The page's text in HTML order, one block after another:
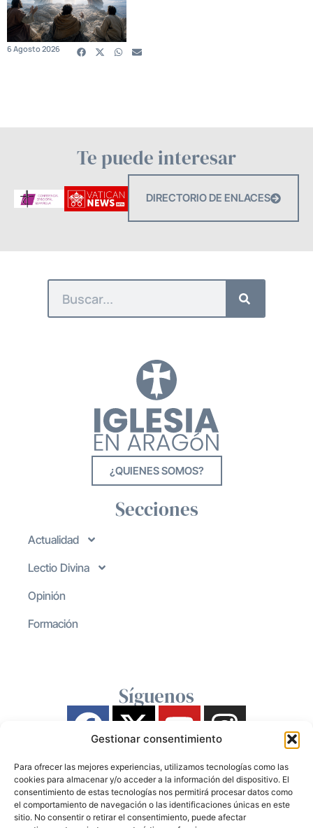
Gestionar consentimiento
Para ofrecer las mejores experiencias, utilizamos tecnologías como las
cookies para almacenar y/o acceder a la información del dispositivo. El
consentimiento de estas tecnologías nos permitirá procesar datos como
el comportamiento de navegación o las identificaciones únicas en este
sitio. No consentir o retirar el consentimiento, puede afectar
6 Agosto 2026
Te puede interesar
DIRECTORIO DE ENLACES
¿QUIENES SOMOS?
Secciones
Actualidad
Lectio Divina
Opinión
Formación
Síguenos